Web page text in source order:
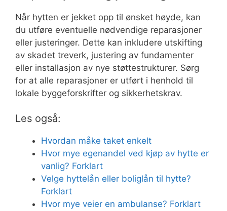
Når hytten er jekket opp til ønsket høyde, kan
du utføre eventuelle nødvendige reparasjoner
eller justeringer. Dette kan inkludere utskifting
av skadet treverk, justering av fundamenter
eller installasjon av nye støttestrukturer. Sørg
for at alle reparasjoner er utført i henhold til
lokale byggeforskrifter og sikkerhetskrav.
Les også:
Hvordan måke taket enkelt
Hvor mye egenandel ved kjøp av hytte er
vanlig? Forklart
Velge hyttelån eller boliglån til hytte?
Forklart
Hvor mye veier en ambulanse? Forklart